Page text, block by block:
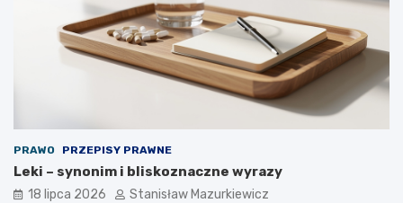
PRAWO PRZEPISY PRAWNE
Leki – synonim i bliskoznaczne wyrazy
18 lipca 2026 Stanisław Mazurkiewicz